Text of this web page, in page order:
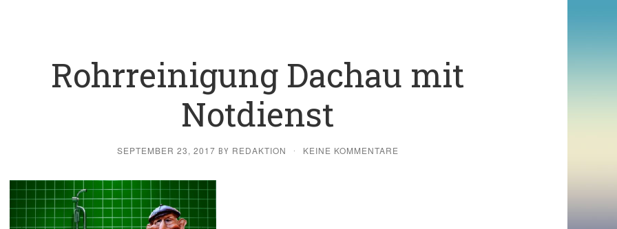
Rohrreinigung Dachau mit
Notdienst
SEPTEMBER 23, 2017 BY REDAKTION · KEINE KOMMENTARE